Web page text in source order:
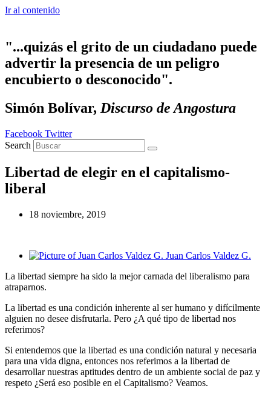
Ir al contenido
"...quizás el grito de un ciudadano puede
advertir la presencia de un peligro
encubierto o desconocido".
Simón Bolívar, Discurso de Angostura
Facebook Twitter
Search
Libertad de elegir en el capitalismo-
liberal
18 noviembre, 2019
Juan Carlos Valdez G.
La libertad siempre ha sido la mejor carnada del liberalismo para
atraparnos.
La libertad es una condición inherente al ser humano y difícilmente
alguien no desee disfrutarla. Pero ¿A qué tipo de libertad nos
referimos?
Si entendemos que la libertad es una condición natural y necesaria
para una vida digna, entonces nos referimos a la libertad de
desarrollar nuestras aptitudes dentro de un ambiente social de paz y
respeto ¿Será eso posible en el Capitalismo? Veamos.